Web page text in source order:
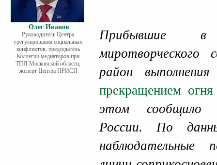
Олег Иванов
Руководитель Центра
урегулирования социальных
конфликтов, председатель
Коллегии медиаторов при
ТПП Московской области,
эксперт Центра ПРИСП
Прибывшие в
миротворческого
район
прекращением
этом сообщило
России. По
наблюдательные